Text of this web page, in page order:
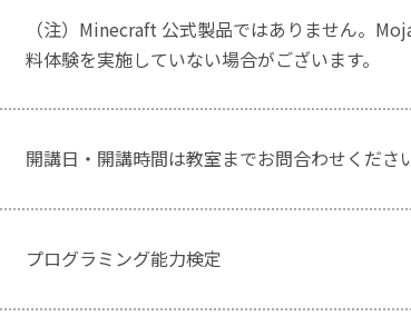
（注）Minecraft 公式製品ではありません。
料体験を実施していない場合がございます。
開講日・開講時間は教室までお問合わせくださ
プログラミング能力検定